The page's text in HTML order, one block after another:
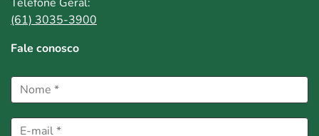
(61) 3035-3900
Fale conosco